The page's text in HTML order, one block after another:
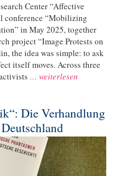
Center “Affective
conference “Mobilizing
in May 2025, together
project “Image Protests on
the idea was simple: to ask
itself moves. Across three
… weiterlesen
Die Verhandlung